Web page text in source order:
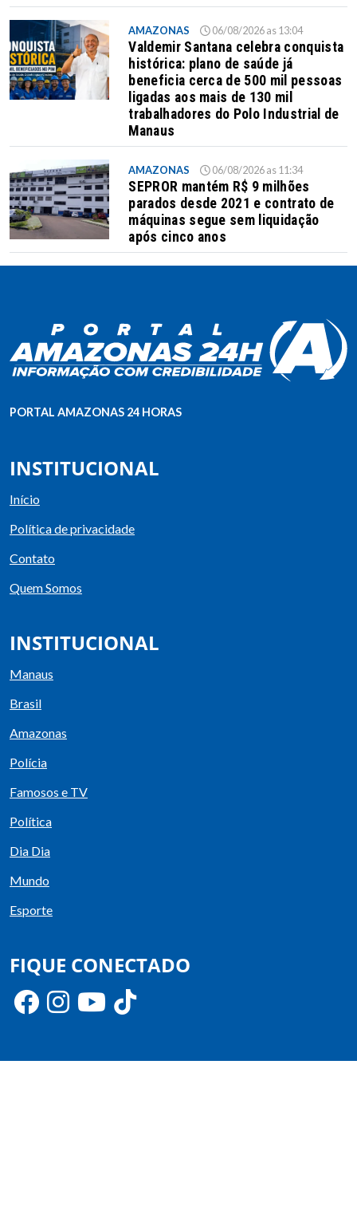
AMAZONAS 06/08/2026 as 13:04
Valdemir Santana celebra conquista
histórica: plano de saúde já
beneficia cerca de 500 mil pessoas
ligadas aos mais de 130 mil
trabalhadores do Polo Industrial de
Manaus
AMAZONAS 06/08/2026 as 11:34
SEPROR mantém R$ 9 milhões
parados desde 2021 e contrato de
máquinas segue sem liquidação
após cinco anos
PORTAL AMAZONAS 24 HORAS
INSTITUCIONAL
Início
Política de privacidade
Contato
Quem Somos
INSTITUCIONAL
Manaus
Brasil
Amazonas
Polícia
Famosos e TV
Política
Dia Dia
Mundo
Esporte
FIQUE CONECTADO